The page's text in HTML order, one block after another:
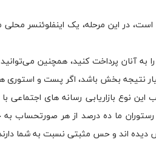
است، در این مرحله، یک اینفلوئنسر
به آنان پرداخت کنید، همچنین
نتیجه بخش باشد، اگر پست و
نوع بازاریابی رسانه های اجتماعی
ما ده درصد از هر صورتحساب به
دیده اند و حس مثبتی نسبت به شما